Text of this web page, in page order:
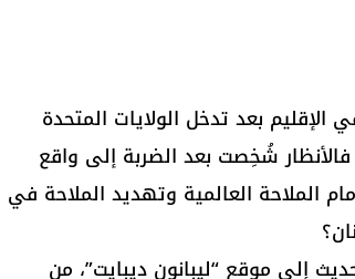
بعد تدخل الولايات المتحدة
فالأنظار شُخِصت بعد الضربة إلى واقع
الملاحة العالمية وتهديد الملاحة في
إلى موقع “ليبانون ديبايت”، من